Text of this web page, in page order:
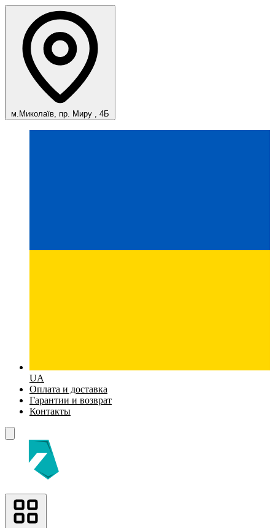
м.Миколаїв, пр. Миру , 4Б
UA
Оплата и доставка
Гарантии и возврат
Контакты